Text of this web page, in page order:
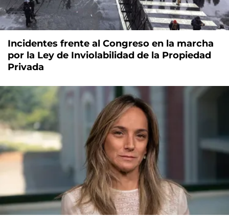
Incidentes frente al Congreso en la marcha
por la Ley de Inviolabilidad de la Propiedad
Privada